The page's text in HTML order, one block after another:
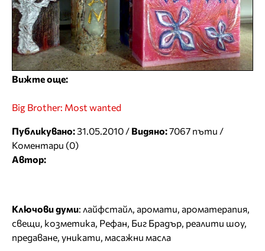
Вижте още:
Big Brother: Most wanted
Публикувано:31.05.2010 / Видяно:7067 пъти /
Коментари (0)
Автор:
Ключови думи: лайфстайл, аромати, ароматерапия,
свещи, козметика, Рефан, Биг Брадър, реалити шоу,
предаване, уникати, масажни масла